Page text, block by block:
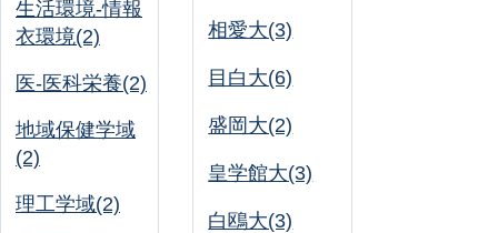
生活環境-情報
衣環境(2)
医-医科栄養(2)
地域保健学域
(2)
理工学域(2)
相愛大(3)
目白大(6)
盛岡大(2)
皇学館大(3)
白鴎大(3)